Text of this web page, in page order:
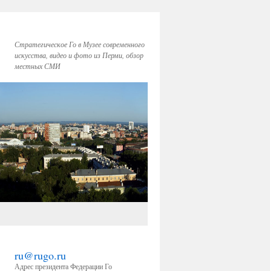
Стратегическое Го в Музее современного
искусства, видео и фото из Перми, обзор
местных СМИ
ru@rugo.ru
Адрес президента Федерации Го